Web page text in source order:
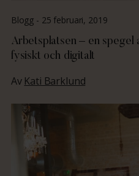
Blogg - 25 februari, 2019
Arbetsplatsen – en spegel
fysiskt och digitalt
Av Kati Barklund